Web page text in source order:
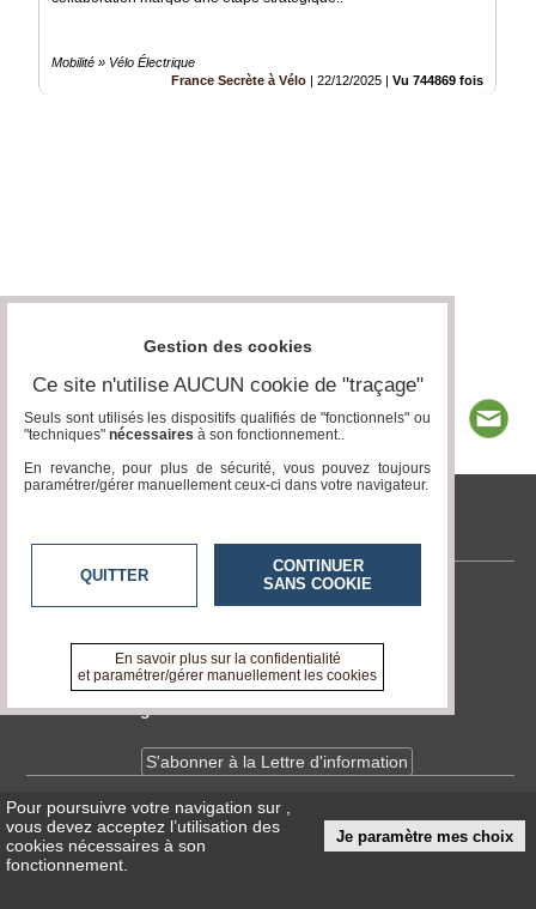
Mobilité » Vélo Électrique
France Secrète à Vélo | 22/12/2025 | Vu 744869 fois
tvlocale.fr
Contactez-nous
A propos de tvlocale.fr
Devenir délégué
S'abonner à la Lettre d'information
InfosCNIL/RGPD
Conditions Générales d'Utilisation
Pour poursuivre votre navigation sur
vous devez acceptez l’utilisation des
cookies nécessaires à son
fonctionnement.
Je paramètre mes choix
Gestion des cookies
Ce site n'utilise AUCUN cookie de "traçage"
Seuls sont utilisés les dispositifs qualifiés de "fonctionnels" ou
"techniques" nécessaires à son fonctionnement..
En revanche, pour plus de sécurité, vous pouvez toujours
paramétrer/gérer manuellement ceux-ci dans votre navigateur.
QUITTER
CONTINUER
SANS COOKIE
En savoir plus sur la confidentialité
et paramétrer/gérer manuellement les cookies